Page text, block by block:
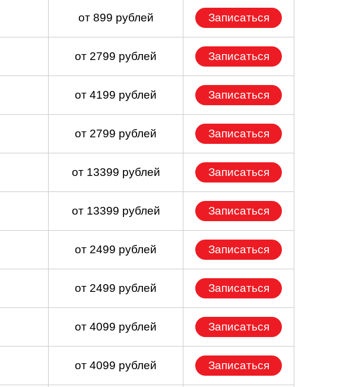
от 899 рублей Записаться
от 2799 рублей Записаться
от 4199 рублей Записаться
от 2799 рублей Записаться
от 13399 рублей Записаться
от 13399 рублей Записаться
от 2499 рублей Записаться
от 2499 рублей Записаться
от 4099 рублей Записаться
от 4099 рублей Записаться